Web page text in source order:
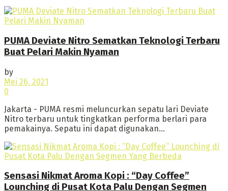
PUMA Deviate Nitro Sematkan Teknologi Terbaru
Buat Pelari Makin Nyaman
by
Mei 26, 2021
0
Jakarta - PUMA resmi meluncurkan sepatu lari Deviate
Nitro terbaru untuk tingkatkan performa berlari para
pemakainya. Sepatu ini dapat digunakan...
Sensasi Nikmat Aroma Kopi : “Day Coffee”
Lounching di Pusat Kota Palu Dengan Segmen